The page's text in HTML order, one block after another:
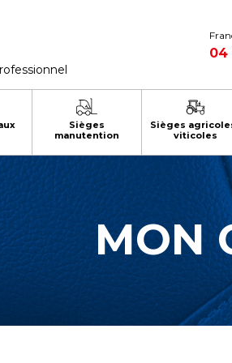
04
Sièges
manutention
Sièges
viticoles
MON